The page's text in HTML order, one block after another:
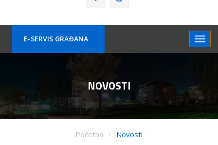
E-SERVIS GRAÐANA
NOVOSTI
Početna Novosti